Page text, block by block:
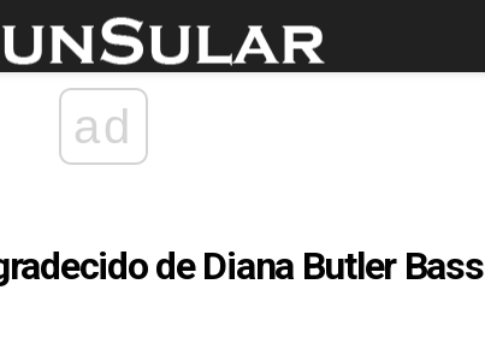
ad
de Diana Butler Bass